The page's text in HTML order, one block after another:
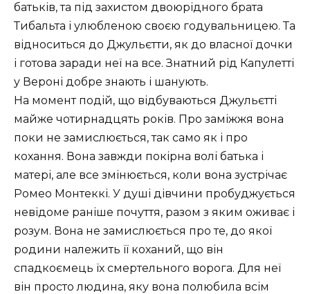
батьків, та під захистом двоюрідного брата
Тибальта і улюбленою своєю годувальницею. Та
відноситься до Джульєтти, як до власної дочки
і готова заради неї на все. Знатний рід Капулетті
у Вероні добре знають і шанують.
На момент подій, що відбуваються Джульєтті
майже чотирнадцять років. Про заміжжя вона
поки не замислюється, так само як і про
кохання. Вона завжди покірна волі батька і
матері, але все змінюється, коли вона зустрічає
Ромео Монтеккі. У душі дівчини пробуджується
невідоме раніше почуття, разом з яким оживає і
розум. Вона не замислюється про те, до якої
родини належить її коханий, що він
спадкоємець їх смертельного ворога. Для неї
він просто людина, яку вона полюбила всім